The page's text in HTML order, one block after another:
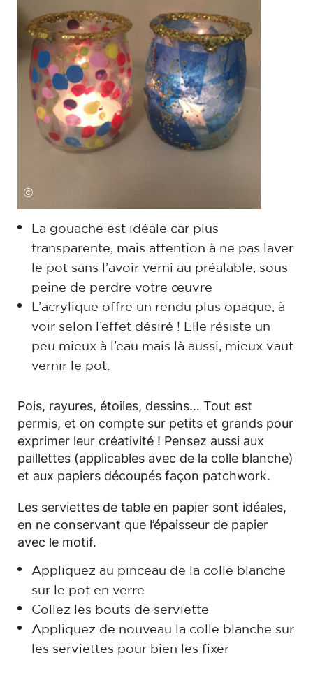
©
La gouache est idéale car plus
transparente, mais attention à ne pas laver
le pot sans l’avoir verni au préalable, sous
peine de perdre votre œuvre
L’acrylique offre un rendu plus opaque, à
voir selon l’effet désiré ! Elle résiste un
peu mieux à l’eau mais là aussi, mieux vaut
vernir le pot.
Pois, rayures, étoiles, dessins… Tout est
permis, et on compte sur petits et grands pour
exprimer leur créativité ! Pensez aussi aux
paillettes (applicables avec de la colle blanche)
et aux papiers découpés façon patchwork.
Les serviettes de table en papier sont idéales,
en ne conservant que l’épaisseur de papier
avec le motif.
Appliquez au pinceau de la colle blanche
sur le pot en verre
Collez les bouts de serviette
Appliquez de nouveau la colle blanche sur
les serviettes pour bien les fixer